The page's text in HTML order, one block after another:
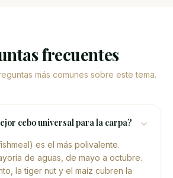
frecuentes
más comunes sobre este tema.
cebo universal para la carpa?
es el más polivalente.
de aguas, de mayo a octubre.
la tiger nut y el maíz cubren la